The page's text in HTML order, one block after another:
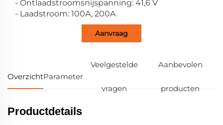
- Ontlaadstroomsnijspanning: 41,6 V
- Laadstroom: 100A, 200A
Aanvraag
OverzichtParameter
Veelgestelde
vragen
Aanbevolen
producten
Productdetails